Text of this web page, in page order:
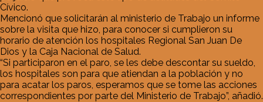
Cívico.
Mencionó que solicitarán al ministerio de Trabajo un informe
sobre la visita que hizo, para conocer si cumplieron su
horario de atención los hospitales Regional San Juan De
Dios y la Caja Nacional de Salud.
“Si participaron en el paro, se les debe descontar su sueldo,
los hospitales son para que atiendan a la población y no
para acatar los paros, esperamos que se tome las acciones
correspondientes por parte del Ministerio de Trabajo”, añadió.